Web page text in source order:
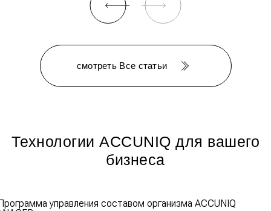
смотреть Все статьи
Технологии ACCUNIQ для вашего
бизнеса